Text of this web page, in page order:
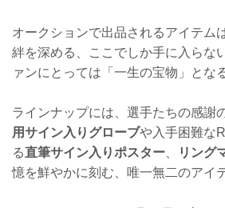
オークションで出品されるアイテム
絆を深める、ここでしか手に入らな
ァンにとっては「一生の宝物」とな
ラインナップには、選手たちの感謝
用サイン入りグローブや入手困難な
る直筆サイン入りポスター、 リング
憶を鮮やかに刻む、唯一無二のアイ